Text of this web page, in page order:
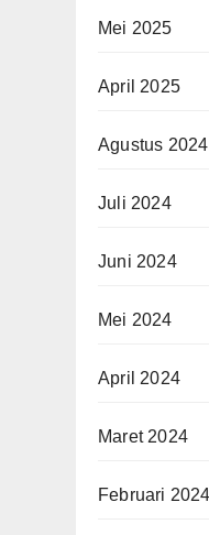
Mei 2025
April 2025
Agustus 2024
Juli 2024
Juni 2024
Mei 2024
April 2024
Maret 2024
Februari 2024